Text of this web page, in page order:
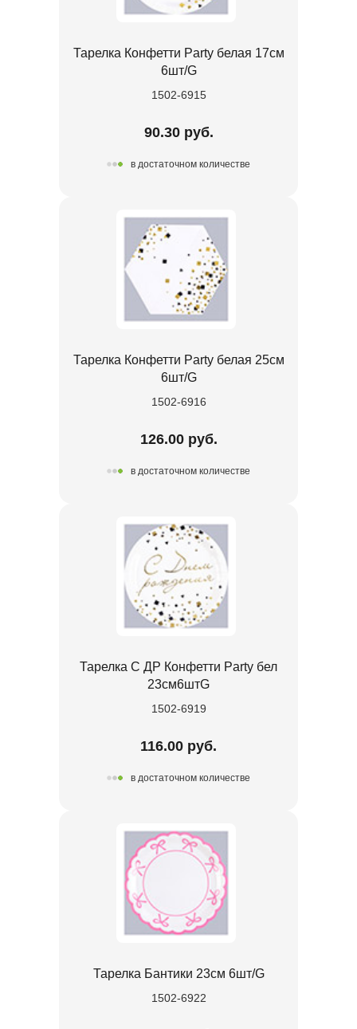
Тарелка Конфетти Party белая 17см
6шт/G
1502-6915
90.30 руб.
в достаточном количестве
Тарелка Конфетти Party белая 25см
6шт/G
1502-6916
126.00 руб.
в достаточном количестве
Тарелка С ДР Конфетти Party бел
23см6штG
1502-6919
116.00 руб.
в достаточном количестве
Тарелка Бантики 23см 6шт/G
1502-6922